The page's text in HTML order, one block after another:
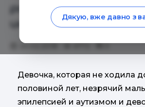
родители детей с
инвалидностью
20.02.2018 4772 0
Девочка, которая не ходила
половиной лет, незрячий
эпилепсией и аутизмом и
Дякую, вже давно з